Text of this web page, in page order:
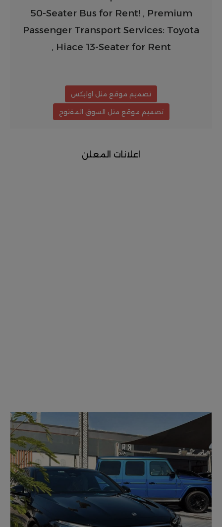
50-Seater Bus for Rent! , Premium
Passenger Transport Services: Toyota
Hiace 13-Seater for Rent ,
تصميم موقع مثل اوليكس
تصميم موقع مثل السوق المفتوح
اعلانات المعلن